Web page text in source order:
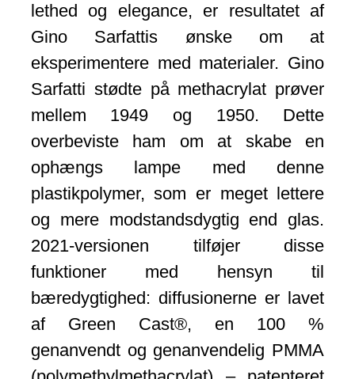
lethed og elegance, er resultatet af
Gino Sarfattis ønske om at
eksperimentere med materialer. Gino
Sarfatti stødte på methacrylat prøver
mellem 1949 og 1950. Dette
overbeviste ham om at skabe en
ophængs lampe med denne
plastikpolymer, som er meget lettere
og mere modstandsdygtig end glas.
2021-versionen tilføjer disse
funktioner med hensyn til
bæredygtighed: diffusionerne er lavet
af Green Cast®, en 100 %
genanvendt og genanvendelig PMMA